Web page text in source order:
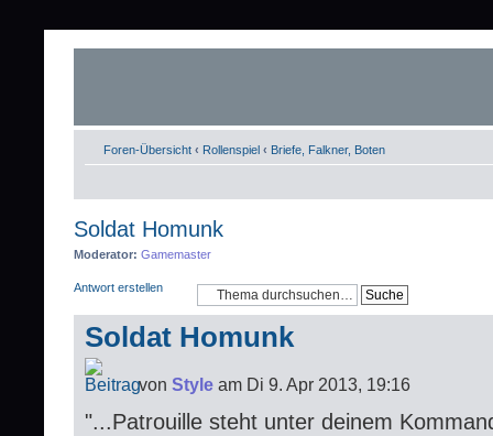
Foren-Übersicht ‹ Rollenspiel ‹ Briefe, Falkner, Boten
Soldat Homunk
Moderator: Gamemaster
Antwort erstellen
Soldat Homunk
von Style am Di 9. Apr 2013, 19:16
"...Patrouille steht unter deinem